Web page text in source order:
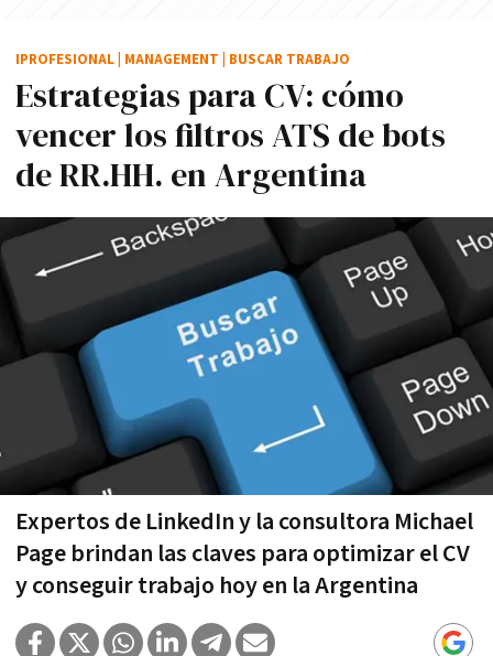
Estrategias para CV: cómo
vencer los filtros ATS de bots
de RR.HH. en Argentina
Expertos de LinkedIn y la consultora Michael
Page brindan las claves para optimizar el CV
y conseguir trabajo hoy en la Argentina
IPROFESIONAL MANAGEMENT BUSCAR TRABAJO